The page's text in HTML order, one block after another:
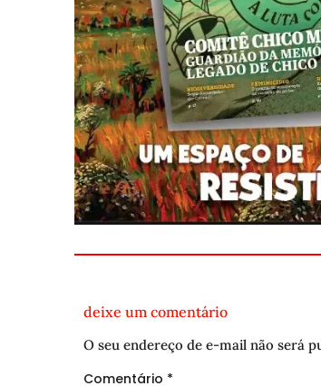
deixe um comentário
O seu endereço de e-mail não será
Comentário *